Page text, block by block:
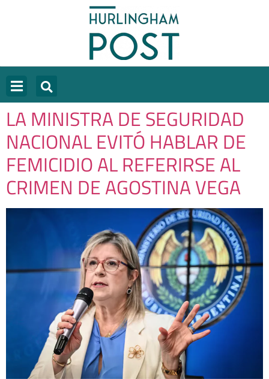
LA MINISTRA DE SEGURIDAD
NACIONAL EVITÓ HABLAR DE
FEMICIDIO AL REFERIRSE AL
CRIMEN DE AGOSTINA VEGA